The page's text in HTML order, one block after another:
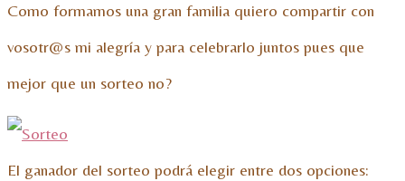
Como formamos una gran familia quiero compartir con
vosotr@s mi alegría y para celebrarlo juntos pues que
mejor que un sorteo no?
El ganador del sorteo podrá elegir entre dos opciones: